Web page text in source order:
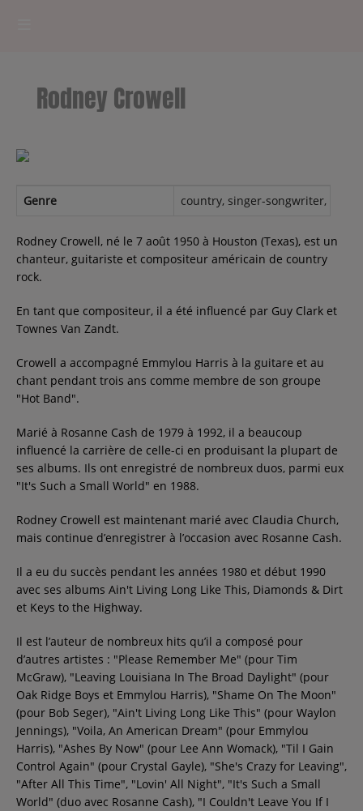
RADIOPLAYER
PODCASTS
CONCOURS
Contact
Régie Publicitaire
Recherche d'un titre
SE CONNECTER
Rodney Crowell
Genre country, singer-songwriter,
Rodney Crowell, né le 7 août 1950 à Houston (Texas), est un
chanteur, guitariste et compositeur américain de country
rock.
En tant que compositeur, il a été influencé par Guy Clark et
Townes Van Zandt.
Crowell a accompagné Emmylou Harris à la guitare et au
chant pendant trois ans comme membre de son groupe
"Hot Band".
Marié à Rosanne Cash de 1979 à 1992, il a beaucoup
influencé la carrière de celle-ci en produisant la plupart de
ses albums. Ils ont enregistré de nombreux duos, parmi eux
"It's Such a Small World" en 1988.
Rodney Crowell est maintenant marié avec Claudia Church,
mais continue d’enregistrer à l’occasion avec Rosanne Cash.
Il a eu du succès pendant les années 1980 et début 1990
avec ses albums Ain't Living Long Like This, Diamonds & Dirt
et Keys to the Highway.
Il est l’auteur de nombreux hits qu’il a composé pour
d’autres artistes : "Please Remember Me" (pour Tim
McGraw), "Leaving Louisiana In The Broad Daylight" (pour
Oak Ridge Boys et Emmylou Harris), "Shame On The Moon"
(pour Bob Seger), "Ain't Living Long Like This" (pour Waylon
Jennings), "Voila, An American Dream" (pour Emmylou
Harris), "Ashes By Now" (pour Lee Ann Womack), "Til I Gain
Control Again" (pour Crystal Gayle), "She's Crazy for Leaving",
"After All This Time", "Lovin' All Night", "It's Such a Small
World" (duo avec Rosanne Cash), "I Couldn't Leave You If I